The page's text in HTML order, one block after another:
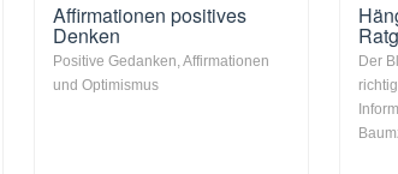
Affirmationen positives
Denken
Positive Gedanken, Affirmationen
und Optimismus
Der